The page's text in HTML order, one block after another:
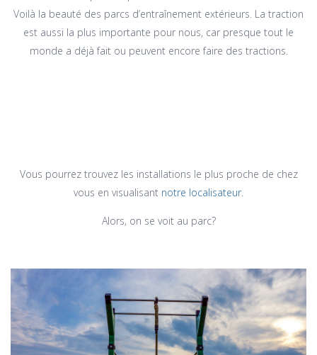
Voilà la beauté des parcs d’entraînement extérieurs. La traction
est aussi la plus importante pour nous, car presque tout le
monde a déjà fait ou peuvent encore faire des tractions.
Vous pourrez trouvez les installations le plus proche de chez
vous en visualisant notre localisateur.
Alors, on se voit au parc?